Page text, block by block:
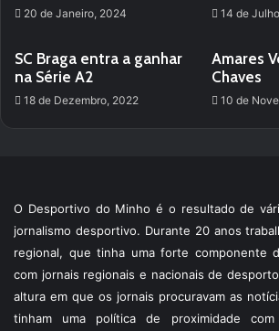
20 de Janeiro, 2024 14 de
SC Braga entra a ganhar
na Série A2
18 de Dezembro, 2022
Amares
Chaves
10 de
O Desportivo do Minho é o resultado de
jornalismo desportivo. Durante 20 anos
regional, que tinha uma forte componente
com jornais regionais e nacionais de
altura em que os jornais procuravam as
tinham uma política de proximidade